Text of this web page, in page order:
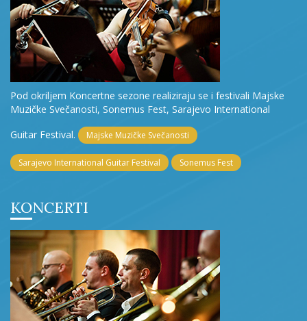
Pod okriljem Koncertne sezone realiziraju se i festivali Majske
Muzičke Svečanosti, Sonemus Fest, Sarajevo International
Guitar Festival.
Majske Muzičke Svečanosti
Sarajevo International Guitar Festival Sonemus Fest
KONCERTI